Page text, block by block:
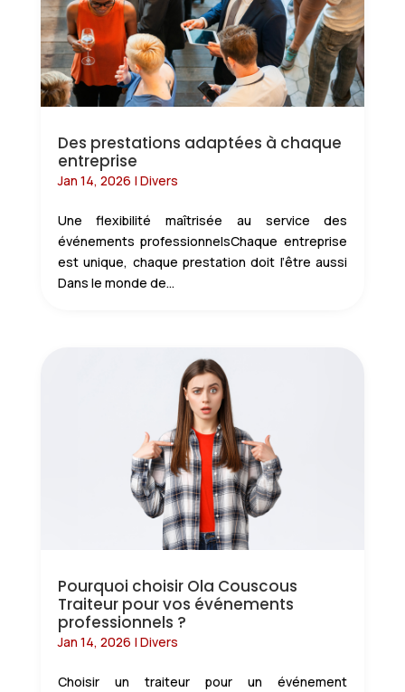
Des prestations adaptées à chaque
entreprise
Jan 14, 2026 | Divers
Une flexibilité maîtrisée au service des
événements professionnelsChaque entreprise
est unique, chaque prestation doit l’être aussi
Dans le monde de...
Pourquoi choisir Ola Couscous
Traiteur pour vos événements
professionnels ?
Jan 14, 2026 | Divers
Choisir un traiteur pour un événement